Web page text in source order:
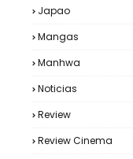
Japao
Mangas
Manhwa
Noticias
Review
Review Cinema